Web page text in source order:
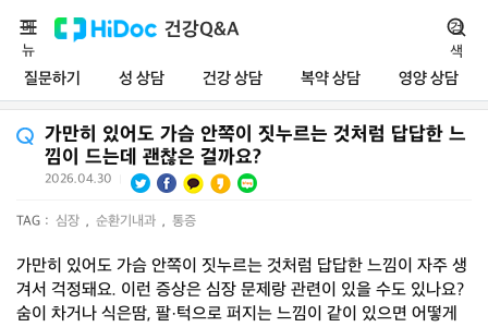
건강Q&A
질문하기 성 상담 건강 상담 복약 상담 영양 상담
메
뉴
검
색
가만히 있어도 가슴 안쪽이 짓누르는 것처럼 답답한 느
낌이 드는데 괜찮은 걸까요?
2026.04.30
TAG : 심장 , 순환기내과 , 통증
가만히 있어도 가슴 안쪽이 짓누르는 것처럼 답답한 느낌이 자주 생
겨서 걱정돼요. 이런 증상은 심장 문제랑 관련이 있을 수도 있나요?
숨이 차거나 식은땀, 팔·턱으로 퍼지는 느낌이 같이 있으면 어떻게